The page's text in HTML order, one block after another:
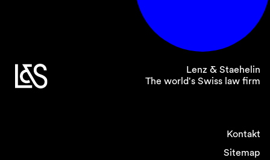
Lenz & Staehelin
The world's Swiss law firm
Kontakt
Sitemap